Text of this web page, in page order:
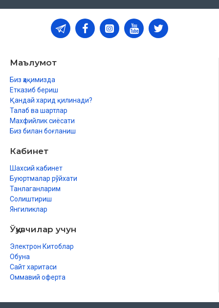
Маълумот
Биз ҳақимизда
Етказиб бериш
Қандай харид қилинади?
Талаб ва шартлар
Махфийлик сиёсати
Биз билан боғланиш
Кабинет
Шахсий кабинет
Буюртмалар рўйхати
Танлаганларим
Солиштириш
Янгиликлар
Ўқувчилар учун
Электрон Китоблар
Обуна
Сайт харитаси
Оммавий оферта